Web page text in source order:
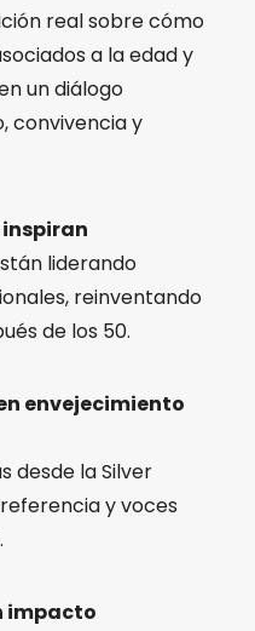
real sobre cómo
a la edad y
un diálogo
convivencia y
liderando
reinventando
de los 50.
envejecimiento
desde la Silver
y voces
impacto